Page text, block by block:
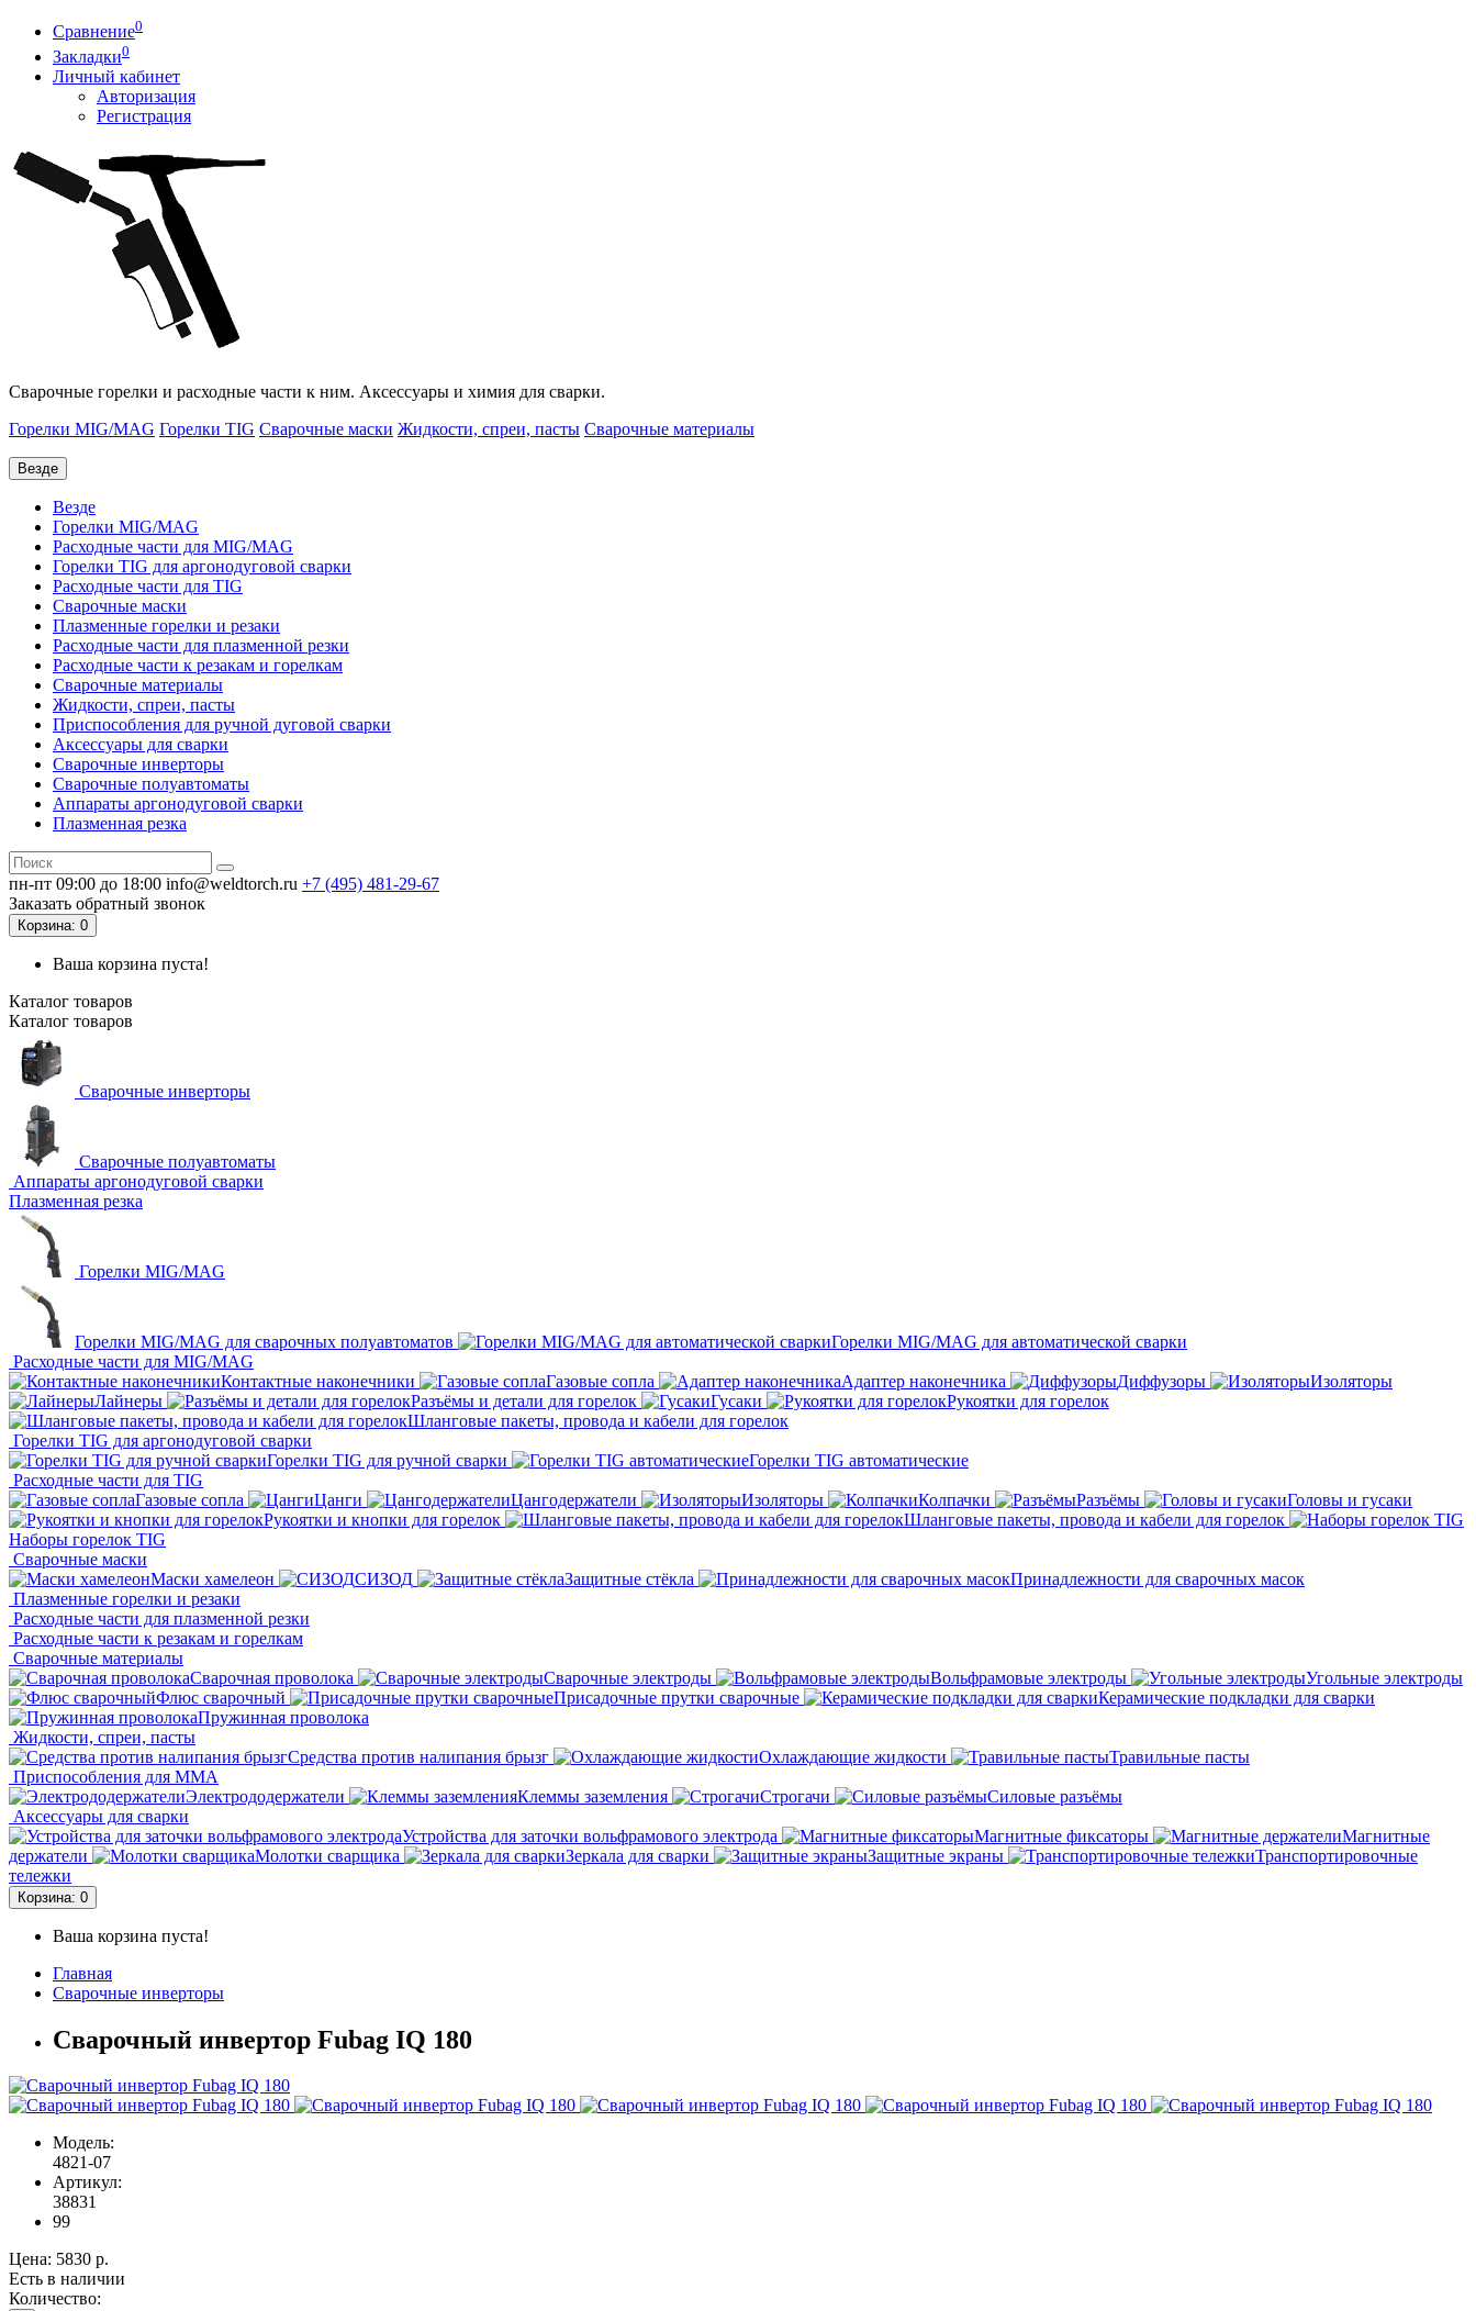
Сравнение0
Закладки0
Личный кабинет
Авторизация
Регистрация
Сварочные горелки и расходные части к ним. Аксессуары и химия для сварки.
Горелки MIG/MAG Горелки TIG Сварочные маски Жидкости, спреи, пасты Сварочные материалы
Везде
Везде
Горелки MIG/MAG
Расходные части для MIG/MAG
Горелки TIG для аргонодуговой сварки
Расходные части для TIG
Сварочные маски
Плазменные горелки и резаки
Расходные части для плазменной резки
Расходные части к резакам и горелкам
Сварочные материалы
Жидкости, спреи, пасты
Приспособления для ручной дуговой сварки
Аксессуары для сварки
Сварочные инверторы
Сварочные полуавтоматы
Аппараты аргонодуговой сварки
Плазменная резка
пн-пт 09:00 до 18:00 info@weldtorch.ru +7 (495) 481-29-67
Заказать обратный звонок
Корзина: 0
Ваша корзина пуста!
Каталог товаров
Каталог товаров
Сварочные инверторы
Сварочные полуавтоматы
Аппараты аргонодуговой сварки
Плазменная резка
Горелки MIG/MAG
Горелки MIG/MAG для сварочных полуавтоматов
Горелки MIG/MAG для автоматической сварки
Расходные части для MIG/MAG
Контактные наконечники
Газовые сопла Адаптер наконечника Диффузоры
Изоляторы
Лайнеры
Разъёмы и детали для горелок Гусаки
Рукоятки для горелок
Шланговые пакеты, провода и кабели для горелок
Горелки TIG для аргонодуговой сварки
Горелки TIG для ручной сварки
Горелки TIG автоматические
Расходные части для TIG
Газовые сопла
Цанги Цангодержатели Изоляторы Колпачки Разъёмы
Головы и гусаки
Рукоятки и кнопки для горелок
Шланговые пакеты, провода и кабели для горелок
Наборы горелок TIG
Сварочные маски
Маски хамелеон
СИЗОД Защитные стёкла
Принадлежности для сварочных масок
Плазменные горелки и резаки
Расходные части для плазменной резки
Расходные части к резакам и горелкам
Сварочные материалы
Сварочная проволока
Сварочные электроды Вольфрамовые электроды
Угольные электроды
Флюс сварочный
Присадочные прутки сварочные
Керамические подкладки для сварки
Пружинная проволока
Жидкости, спреи, пасты
Средства против налипания брызг
Охлаждающие жидкости
Травильные пасты
Приспособления для ММА
Электрододержатели
Клеммы заземления Строгачи
Силовые разъёмы
Аксессуары для сварки
Устройства для заточки вольфрамового электрода
Магнитные фиксаторы
Магнитные
держатели
Молотки сварщика Зеркала для сварки Защитные экраны
Транспортировочные
тележки
Корзина: 0
Ваша корзина пуста!
Главная
Сварочные инверторы
Сварочный инвертор Fubag IQ 180
Модель:
4821-07
Артикул:
38831
99
Цена: 5830 р.
Есть в наличии
Количество: